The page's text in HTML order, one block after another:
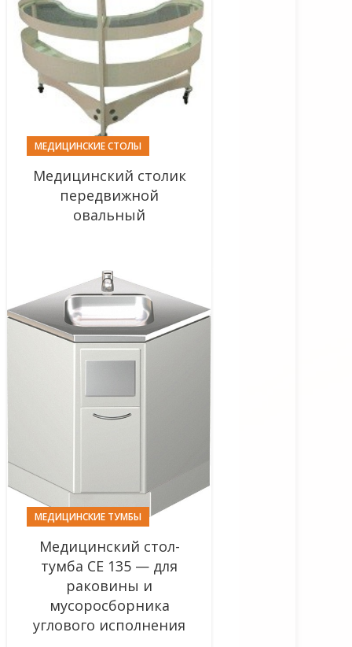
МЕДИЦИНСКИЕ СТОЛЫ
Медицинский столик
передвижной
овальный
МЕДИЦИНСКИЕ ТУМБЫ
Медицинский стол-
тумба СЕ 135 — для
раковины и
мусоросборника
углового исполнения